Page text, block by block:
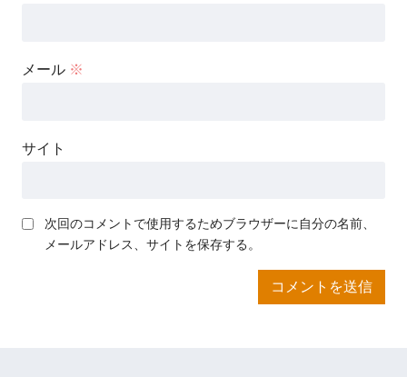
メール ※
サイト
次回のコメントで使用するためブラウザーに自分の名前、
メールアドレス、サイトを保存する。